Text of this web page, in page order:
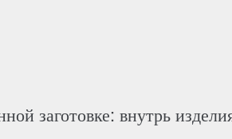
заготовке: внутрь